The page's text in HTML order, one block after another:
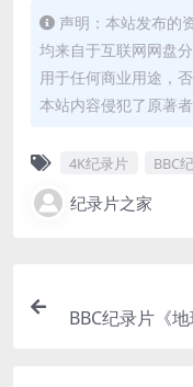
声明：本站发布的
均来自于互联网网盘
用于任何商业用途，
本站内容侵犯了原著
4K纪录片 BBC
纪录片之家
BBC纪录片《